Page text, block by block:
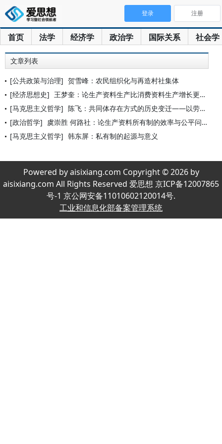
首页 法学 经济学 政治学 国际关系 社会学
登录 注册
文章列表
[公共政策与治理] 贺雪峰：农民组织化与再造村社集体
[经济思想史] 王梦奎：论生产资料生产比消费资料生产增长更快的规律
[马克思主义哲学] 陈飞：共同体存在方式的历史变迁——以劳动者和生产资料的关系为
[政治哲学] 虞崇胜 何路社：论生产资料所有制的效率与公平问题
[马克思主义哲学] 韩东屏：私有制的起源与意义
Powered by aisixiang.com Copyright © 2026 by
aisixiang.com All Rights Reserved 爱思想 京ICP备12007865
号-1 京公网安备11010602120014号.
工业和信息化部备案管理系统